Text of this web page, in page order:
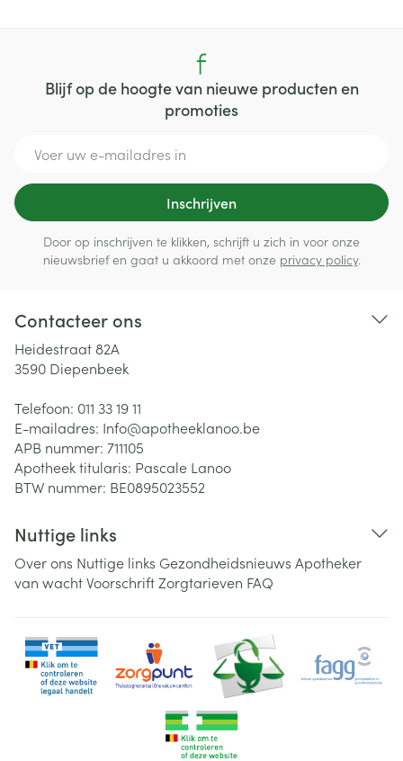
Blijf op de hoogte van nieuwe producten en
promoties
Inschrijven
Door op inschrijven te klikken, schrijft u zich in voor onze
nieuwsbrief en gaat u akkoord met onze privacy policy.
Contacteer ons
Heidestraat 82A
3590 Diepenbeek
Telefoon: 011 33 19 11
E-mailadres: Info@apotheeklanoo.be
APB nummer: 711105
Apotheek titularis: Pascale Lanoo
BTW nummer: BE0895023552
Nuttige links
Over ons Nuttige links Gezondheidsnieuws Apotheker
van wachtVoorschriftZorgtarieven FAQ